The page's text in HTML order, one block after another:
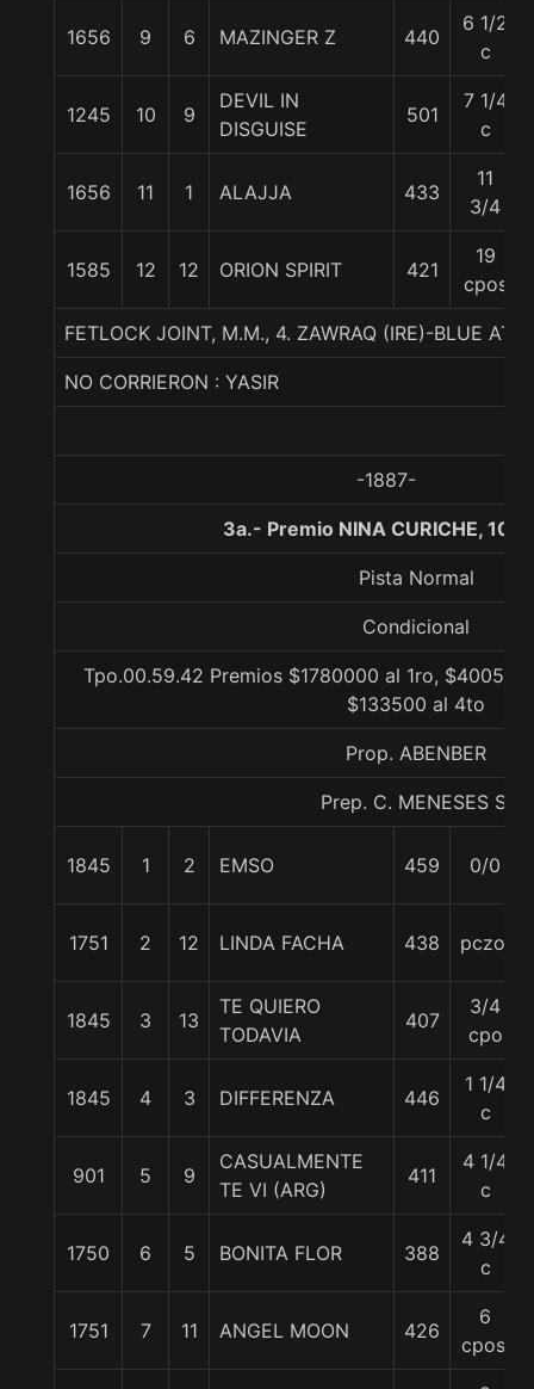
1656 9 6 MAZINGER Z 440
6 1/2
c
1245 10 9
DEVIL IN
DISGUISE
501
7 1/4
c
1656 11 1 ALAJJA 433
11
3/4
1585 12 12 ORION SPIRIT 421
19
cpos
FETLOCK JOINT, M.M., 4. ZAWRAQ (IRE)-BLUE
NO CORRIERON : YASIR
-1887-
3a.- Premio NINA CURICHE,
Pista Normal
Condicional
Tpo.00.59.42 Premios $1780000 al 1ro,
$133500 al 4to
Prop. ABENBER
Prep. C. MENESES S.
1845 1 2 EMSO 459 0/0
1751 2 12 LINDA FACHA 438 pczo.
1845 3 13
TE QUIERO
TODAVIA
407
3/4
cpo
1845 4 3 DIFFERENZA 446
1 1/4
c
901 5 9
CASUALMENTE
TE VI (ARG)
411
4 1/4
c
1750 6 5 BONITA FLOR 388
4 3/4
c
1751 7 11 ANGEL MOON 426
6
cpos.